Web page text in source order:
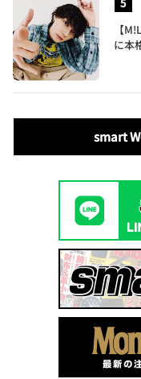
【
に本
smart